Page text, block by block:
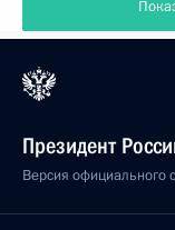
Президент
Версия официального